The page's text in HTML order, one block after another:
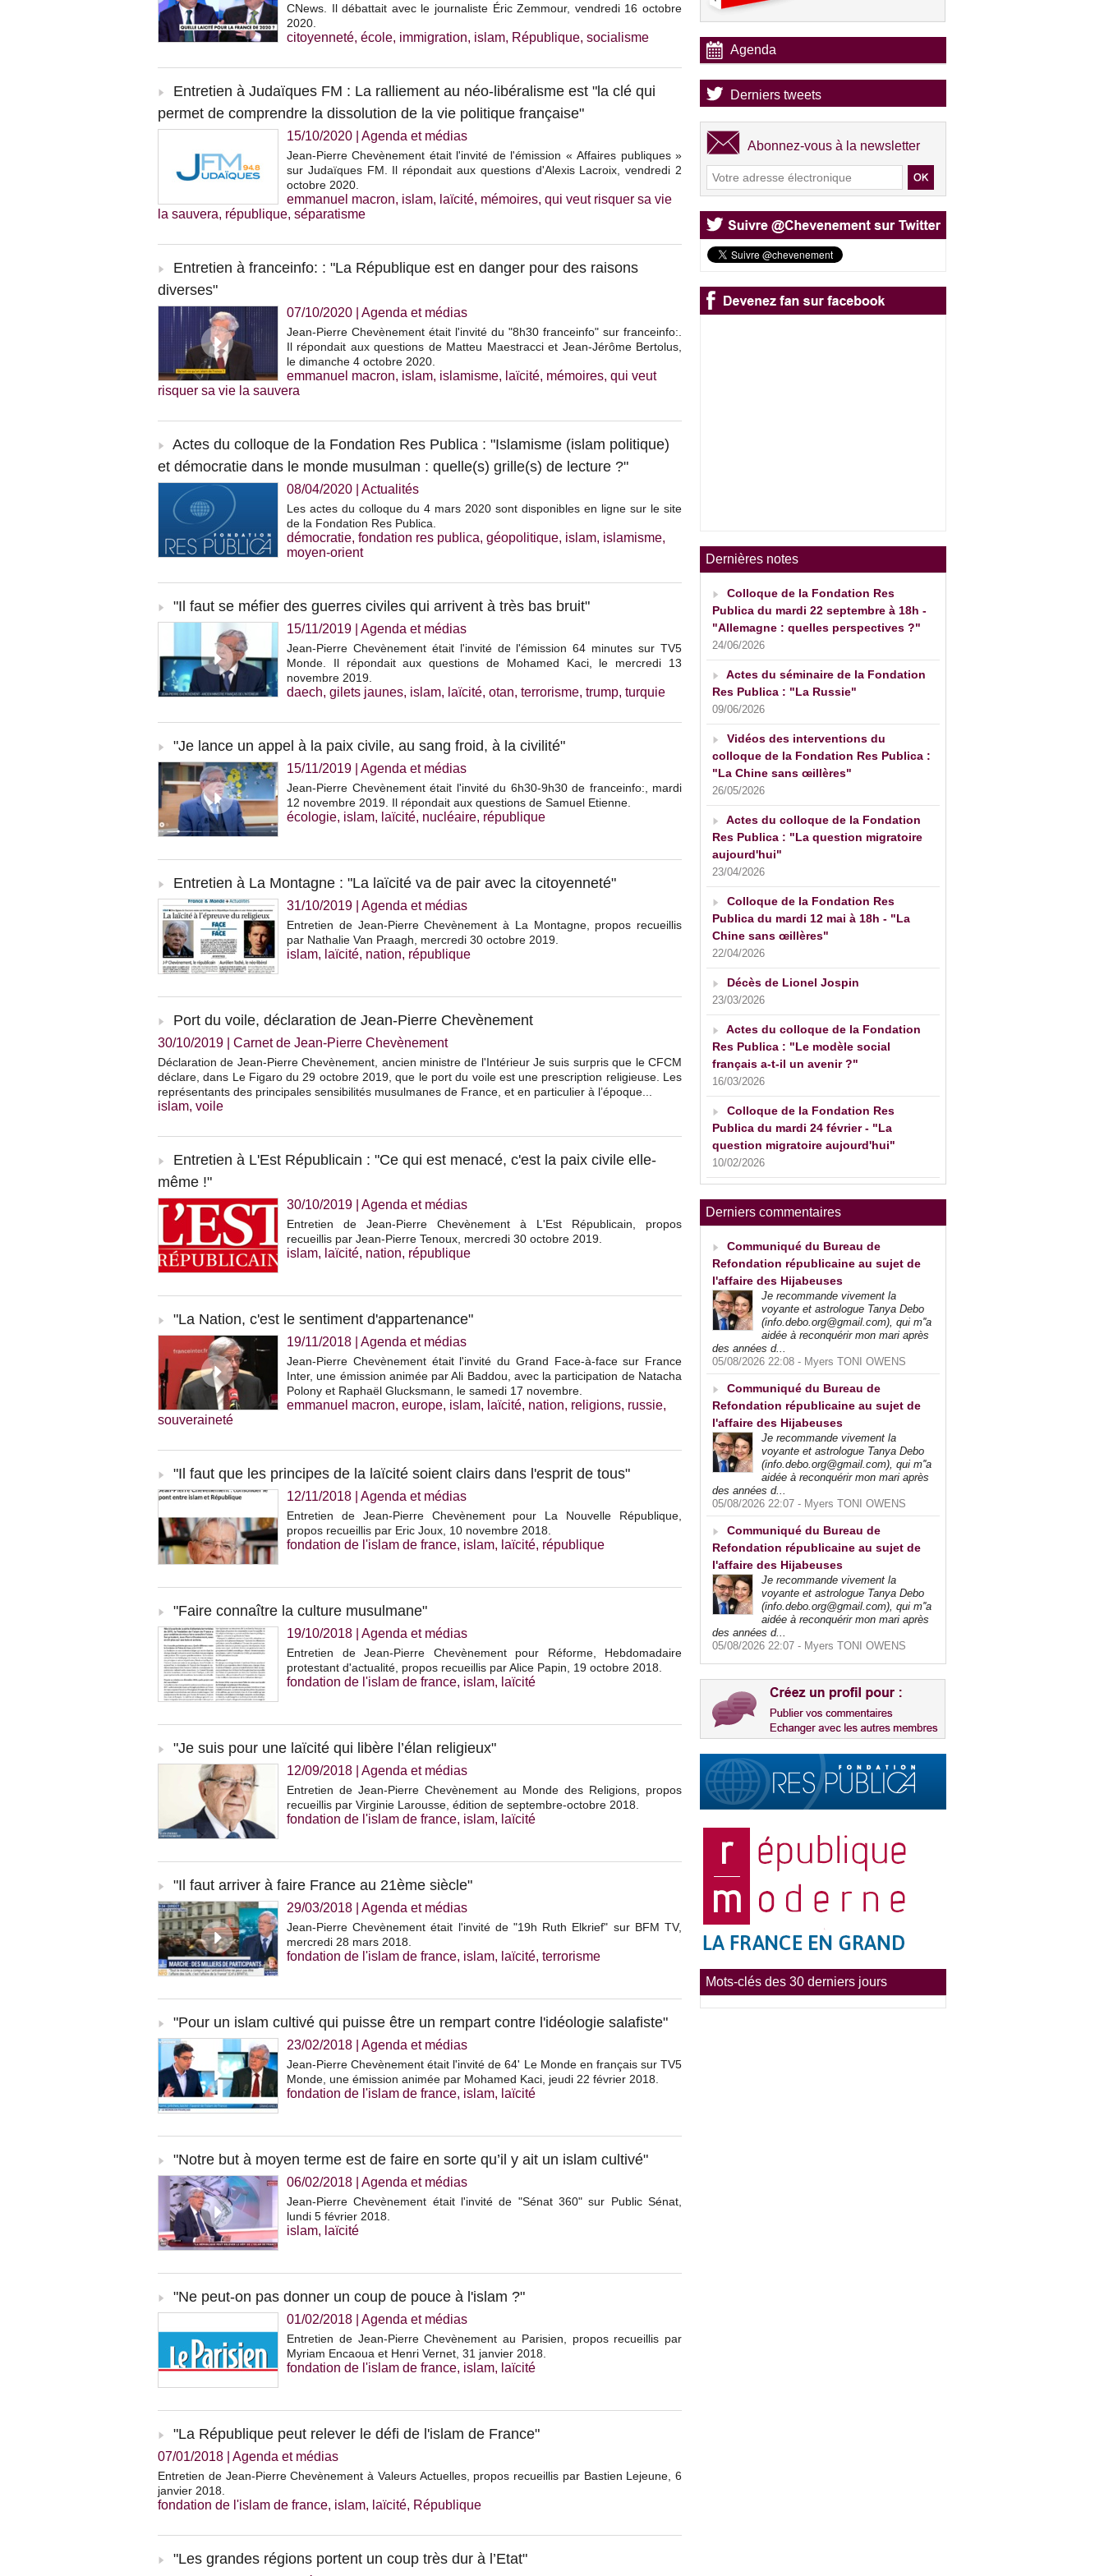
CNews. Il débattait avec le journaliste Éric Zemmour, vendredi 16 octobre
2020.
citoyenneté, école, immigration, islam, République, socialisme
Entretien à Judaïques FM : La ralliement au néo-libéralisme est "la clé qui
permet de comprendre la dissolution de la vie politique française"
15/10/2020 Agenda et médias
Jean-Pierre Chevènement était l'invité de l'émission « Affaires publiques »
sur Judaïques FM. Il répondait aux questions d'Alexis Lacroix, vendredi 2
octobre 2020.
emmanuel macron, islam, laïcité, mémoires, qui veut risquer sa vie
la sauvera, république, séparatisme
Entretien à franceinfo: : "La République est en danger pour des raisons
diverses"
07/10/2020 Agenda et médias
Jean-Pierre Chevènement était l'invité du "8h30 franceinfo" sur franceinfo:.
Il répondait aux questions de Matteu Maestracci et Jean-Jérôme Bertolus,
le dimanche 4 octobre 2020.
emmanuel macron, islam, islamisme, laïcité, mémoires, qui veut
risquer sa vie la sauvera
Actes du colloque de la Fondation Res Publica : "Islamisme (islam politique)
et démocratie dans le monde musulman : quelle(s) grille(s) de lecture ?"
08/04/2020 Actualités
Les actes du colloque du 4 mars 2020 sont disponibles en ligne sur le site
de la Fondation Res Publica.
démocratie, fondation res publica, géopolitique, islam, islamisme,
moyen-orient
"Il faut se méfier des guerres civiles qui arrivent à très bas bruit"
15/11/2019 Agenda et médias
Jean-Pierre Chevènement était l'invité de l'émission 64 minutes sur TV5
Monde. Il répondait aux questions de Mohamed Kaci, le mercredi 13
novembre 2019.
daech, gilets jaunes, islam, laïcité, otan, terrorisme, trump, turquie
"Je lance un appel à la paix civile, au sang froid, à la civilité"
15/11/2019 Agenda et médias
Jean-Pierre Chevènement était l'invité du 6h30-9h30 de franceinfo:, mardi
12 novembre 2019. Il répondait aux questions de Samuel Etienne.
écologie, islam, laïcité, nucléaire, république
Entretien à La Montagne : "La laïcité va de pair avec la citoyenneté"
31/10/2019 Agenda et médias
Entretien de Jean-Pierre Chevènement à La Montagne, propos recueillis
par Nathalie Van Praagh, mercredi 30 octobre 2019.
islam, laïcité, nation, république
Port du voile, déclaration de Jean-Pierre Chevènement
30/10/2019 Carnet de Jean-Pierre Chevènement
Déclaration de Jean-Pierre Chevènement, ancien ministre de l'Intérieur Je suis surpris que le CFCM
déclare, dans Le Figaro du 29 octobre 2019, que le port du voile est une prescription religieuse. Les
représentants des principales sensibilités musulmanes de France, et en particulier à l’époque...
islam, voile
Entretien à L'Est Républicain : "Ce qui est menacé, c'est la paix civile elle-
même !"
30/10/2019 Agenda et médias
Entretien de Jean-Pierre Chevènement à L'Est Républicain, propos
recueillis par Jean-Pierre Tenoux, mercredi 30 octobre 2019.
islam, laïcité, nation, république
"La Nation, c'est le sentiment d'appartenance"
19/11/2018 Agenda et médias
Jean-Pierre Chevènement était l'invité du Grand Face-à-face sur France
Inter, une émission animée par Ali Baddou, avec la participation de Natacha
Polony et Raphaël Glucksmann, le samedi 17 novembre.
emmanuel macron, europe, islam, laïcité, nation, religions, russie,
souveraineté
"Il faut que les principes de la laïcité soient clairs dans l'esprit de tous"
12/11/2018 Agenda et médias
Entretien de Jean-Pierre Chevènement pour La Nouvelle République,
propos recueillis par Eric Joux, 10 novembre 2018.
fondation de l'islam de france, islam, laïcité, république
"Faire connaître la culture musulmane"
19/10/2018 Agenda et médias
Entretien de Jean-Pierre Chevènement pour Réforme, Hebdomadaire
protestant d'actualité, propos recueillis par Alice Papin, 19 octobre 2018.
fondation de l'islam de france, islam, laïcité
"Je suis pour une laïcité qui libère l’élan religieux"
12/09/2018 Agenda et médias
Entretien de Jean-Pierre Chevènement au Monde des Religions, propos
recueillis par Virginie Larousse, édition de septembre-octobre 2018.
fondation de l'islam de france, islam, laïcité
"Il faut arriver à faire France au 21ème siècle"
29/03/2018 Agenda et médias
Jean-Pierre Chevènement était l'invité de "19h Ruth Elkrief" sur BFM TV,
mercredi 28 mars 2018.
fondation de l'islam de france, islam, laïcité, terrorisme
"Pour un islam cultivé qui puisse être un rempart contre l'idéologie salafiste"
23/02/2018 Agenda et médias
Jean-Pierre Chevènement était l'invité de 64' Le Monde en français sur TV5
Monde, une émission animée par Mohamed Kaci, jeudi 22 février 2018.
fondation de l'islam de france, islam, laïcité
"Notre but à moyen terme est de faire en sorte qu’il y ait un islam cultivé"
06/02/2018 Agenda et médias
Jean-Pierre Chevènement était l'invité de "Sénat 360" sur Public Sénat,
lundi 5 février 2018.
islam, laïcité
"Ne peut-on pas donner un coup de pouce à l'islam ?"
01/02/2018 Agenda et médias
Entretien de Jean-Pierre Chevènement au Parisien, propos recueillis par
Myriam Encaoua et Henri Vernet, 31 janvier 2018.
fondation de l'islam de france, islam, laïcité
"La République peut relever le défi de l'islam de France"
07/01/2018 Agenda et médias
Entretien de Jean-Pierre Chevènement à Valeurs Actuelles, propos recueillis par Bastien Lejeune, 6
janvier 2018.
fondation de l'islam de france, islam, laïcité, République
"Les grandes régions portent un coup très dur à l’Etat"
Agenda
Derniers tweets
Abonnez-vous à la newsletter
Dernières notes
Colloque de la Fondation Res
Publica du mardi 22 septembre à 18h -
"Allemagne : quelles perspectives ?"
24/06/2026
Actes du séminaire de la Fondation
Res Publica : "La Russie"
09/06/2026
Vidéos des interventions du
colloque de la Fondation Res Publica :
"La Chine sans œillères"
26/05/2026
Actes du colloque de la Fondation
Res Publica : "La question migratoire
aujourd'hui"
23/04/2026
Colloque de la Fondation Res
Publica du mardi 12 mai à 18h - "La
Chine sans œillères"
22/04/2026
Décès de Lionel Jospin
23/03/2026
Actes du colloque de la Fondation
Res Publica : "Le modèle social
français a-t-il un avenir ?"
16/03/2026
Colloque de la Fondation Res
Publica du mardi 24 février - "La
question migratoire aujourd'hui"
10/02/2026
Derniers commentaires
Communiqué du Bureau de
Refondation républicaine au sujet de
l'affaire des Hijabeuses
Je recommande vivement la
voyante et astrologue Tanya Debo
(info.debo.org@gmail.com), qui m''a
aidée à reconquérir mon mari après
des années d...
05/08/2026 22:08 - Myers TONI OWENS
Communiqué du Bureau de
Refondation républicaine au sujet de
l'affaire des Hijabeuses
Je recommande vivement la
voyante et astrologue Tanya Debo
(info.debo.org@gmail.com), qui m''a
aidée à reconquérir mon mari après
des années d...
05/08/2026 22:07 - Myers TONI OWENS
Communiqué du Bureau de
Refondation républicaine au sujet de
l'affaire des Hijabeuses
Je recommande vivement la
voyante et astrologue Tanya Debo
(info.debo.org@gmail.com), qui m''a
aidée à reconquérir mon mari après
des années d...
05/08/2026 22:07 - Myers TONI OWENS
Mots-clés des 30 derniers jours